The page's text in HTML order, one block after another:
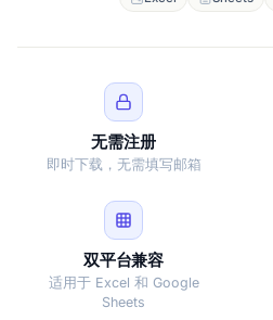
无需注册
即时下载，无需填写邮箱
双平台兼容
适用于 Excel 和 Google
Sheets